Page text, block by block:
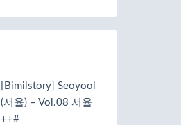
[Bimilstory] Seoyool
(서율) – Vol.08 서율
++#